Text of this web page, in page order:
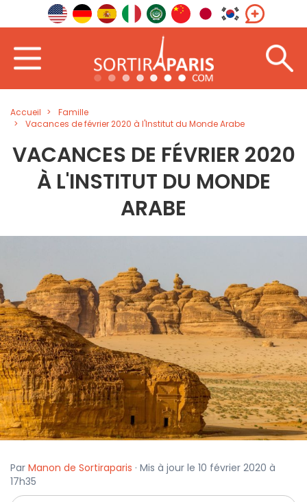
Accueil
Famille
Vacances de février 2020 à l'Institut du Monde Arabe
VACANCES DE FÉVRIER 2020
À L'INSTITUT DU MONDE
ARABE
Par Manon de Sortiraparis · Mis à jour le 10 février 2020 à
17h35